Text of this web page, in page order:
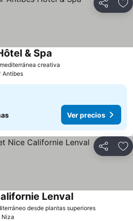
Compartir
creativa
& Spa
Antibes
Ver precios
Compartir
desde plantas superiores
Lenval
Niza